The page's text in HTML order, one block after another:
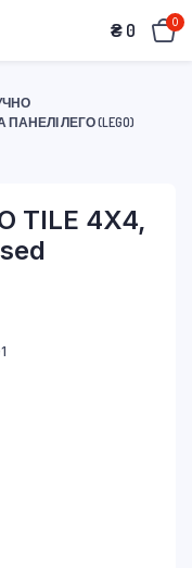
₴ 0 0
ЛЕГО (LEGO)
TILE 4X4,